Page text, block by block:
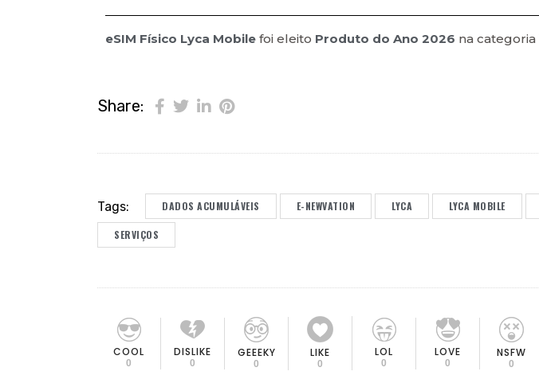
eSIM Físico Lyca Mobile foi eleito Produto do Ano 2026 na categoria
Share:
Tags: DADOS ACUMULÁVEIS E-NEWVATION LYCA LYCA MOBILE
SERVIÇOS
COOL
0
DISLIKE
0
GEEEKY
0
LIKE
0
LOL
0
LOVE
0
NSFW
0